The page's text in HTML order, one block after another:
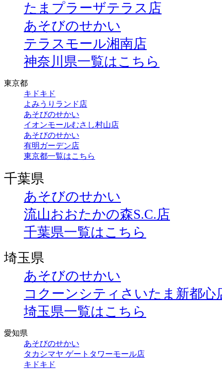
たまプラーザテラス店
あそびのせかい
テラスモール湘南店
神奈川県一覧はこちら
東京都
キドキド
よみうりランド店
あそびのせかい
イオンモールむさし村山店
あそびのせかい
有明ガーデン店
東京都一覧はこちら
千葉県
あそびのせかい
流山おおたかの森S.C.店
千葉県一覧はこちら
埼玉県
あそびのせかい
コクーンシティさいたま新都心
埼玉県一覧はこちら
愛知県
あそびのせかい
タカシマヤ ゲートタワーモール店
キドキド